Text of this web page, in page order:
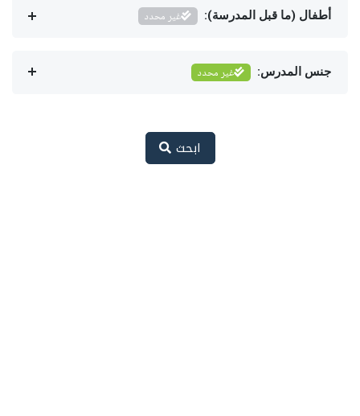
أطفال (ما قبل المدرسة): غير محدد
جنس المدرس: غير محدد
ابحث